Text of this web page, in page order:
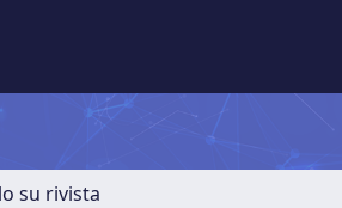
su rivista